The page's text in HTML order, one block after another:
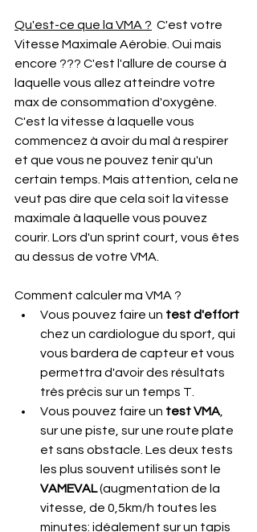
Qu'est-ce que la VMA ?
  C'est votre
Vitesse Maximale Aérobie. Oui mais
encore ??? C'est l'allure de course à
laquelle vous allez atteindre votre
max de consommation d'oxygène.
C'est la vitesse à laquelle vous
commencez à avoir du mal à respirer
et que vous ne pouvez tenir qu'un
certain temps. Mais attention, cela ne
veut pas dire que cela soit la vitesse
maximale à laquelle vous pouvez
courir. Lors d'un sprint court, vous êtes
au dessus de votre VMA.
Comment calculer ma VMA ?
Vous pouvez faire un test d'effort
chez un cardiologue du sport, qui
vous bardera de capteur et vous
permettra d'avoir des résultats
très précis sur un temps T.
Vous pouvez faire un test VMA
sur une piste, sur une route plate
et sans obstacle. Les deux tests
les plus souvent utilisés sont le
VAMEVAL (augmentation de la
vitesse, de 0,5km/h toutes les
minutes: idéalement sur un tapis